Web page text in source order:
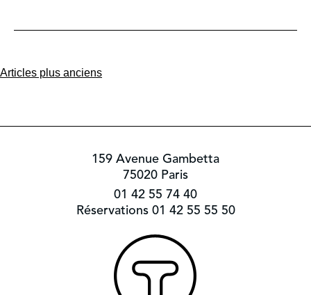
Navigation
Articles plus anciens
159 Avenue Gambetta
75020 Paris
01 42 55 74 40
Réservations 01 42 55 55 50